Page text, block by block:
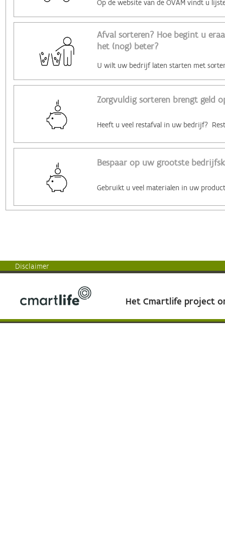
Afval sorteren? Hoe begint u
het (nog) beter?
Zorgvuldig sorteren brengt geld
Bespaar op uw grootste
Disclaimer
Het Cmartlife project